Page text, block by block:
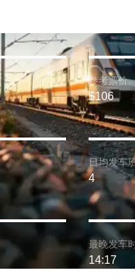
参考票价:
$106
日均发车
4
最晚发车
14:17